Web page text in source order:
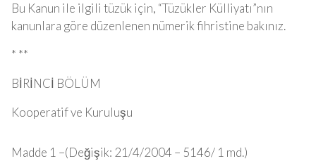
Bu Kanun ile ilgili tüzük için, “Tüzükler Külliyatı”nın
kanunlara göre düzenlenen nümerik fihristine bakınız.
* **
BİRİNCİ BÖLÜM
Kooperatif ve Kuruluşu
Madde 1 –(Değişik: 21/4/2004 – 5146/ 1 md.)